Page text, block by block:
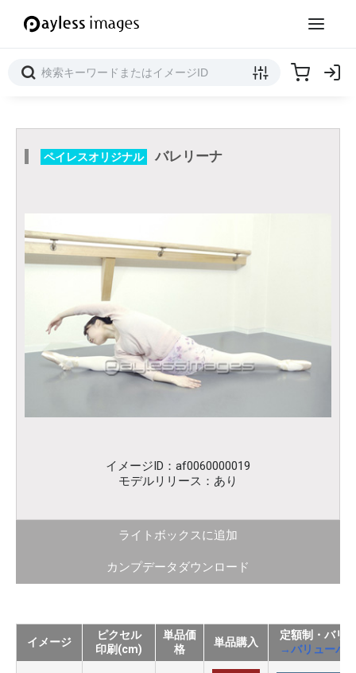
ペイレスオリジナル バレリーナ
イメージID：af0060000019
モデルリリース：あり
ライトボックスに追加
カンプデータダウンロード
イメージ
ピクセル
印刷(cm)
単品価
格
単品購入
定額制・バリ
→バリューパ